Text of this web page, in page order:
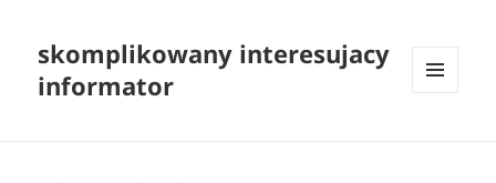
skomplikowany interesujacy
informator